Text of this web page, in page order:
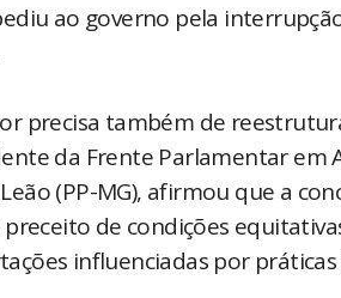
ao governo pela
precisa também de
da Frente Parlamentar em
(PP-MG), afirmou que a
de condições
influenciadas por